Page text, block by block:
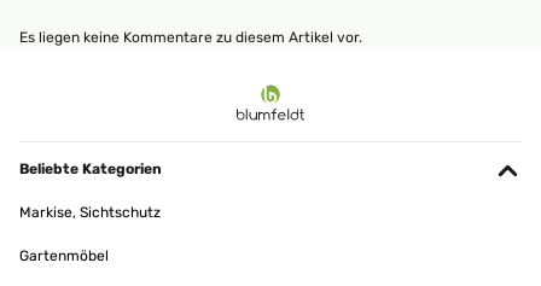
Es liegen keine Kommentare zu diesem Artikel vor.
Beliebte Kategorien
Markise, Sichtschutz
Gartenmöbel